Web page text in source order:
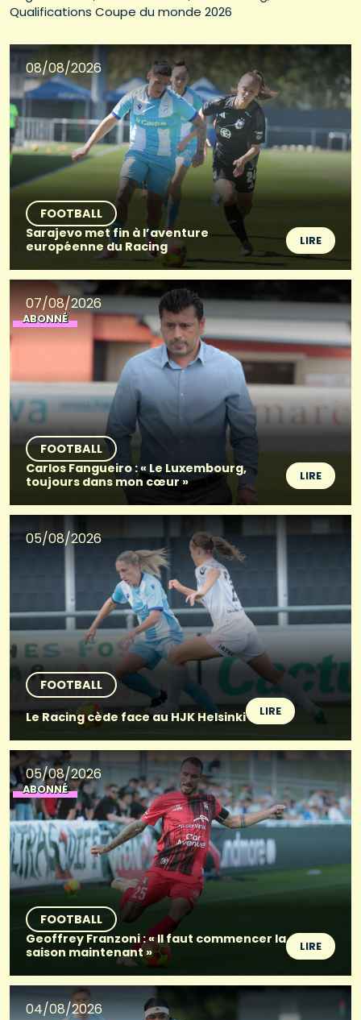
Qualifications Coupe du monde 2026
08/08/2026
FOOTBALL
Sarajevo met fin à l’aventure
européenne du Racing
LIRE
07/08/2026
ABONNÉ
FOOTBALL
Carlos Fangueiro : « Le Luxembourg,
toujours dans mon cœur »
LIRE
05/08/2026
FOOTBALL
Le Racing cède face au HJK Helsinki
LIRE
05/08/2026
ABONNÉ
FOOTBALL
Geoffrey Franzoni : « Il faut commencer la
saison maintenant »
LIRE
04/08/2026